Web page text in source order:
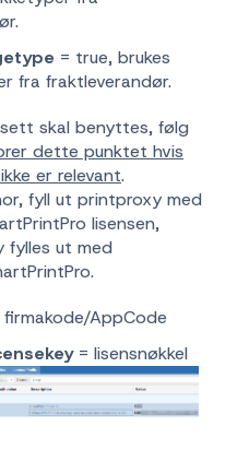
= true, brukes
fra fraktleverandør.
skal benyttes, følg
dette punktet hvis
er relevant.
fyll ut printproxy med
lisensen,
fylles ut med
AppCode
= lisensnøkkel